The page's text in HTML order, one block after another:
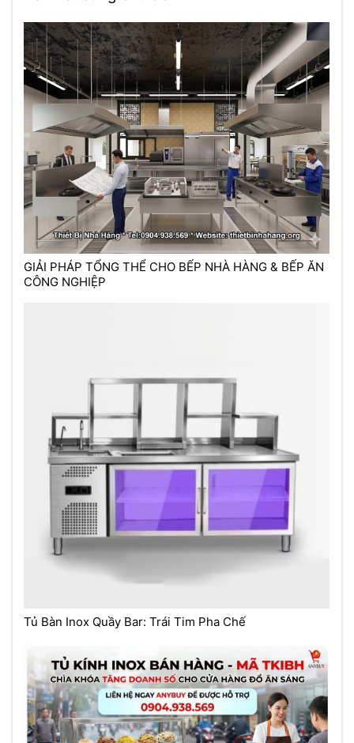
GIẢI PHÁP TỔNG THỂ CHO BẾP NHÀ HÀNG & BẾP ĂN
CÔNG NGHIỆP
Tủ Bàn Inox Quầy Bar: Trái Tim Pha Chế